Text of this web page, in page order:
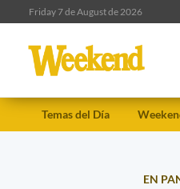
Friday 7 de August de 2026
Temas del Día
EN